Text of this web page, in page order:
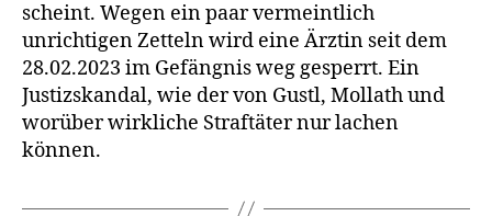
scheint. Wegen ein paar vermeintlich
unrichtigen Zetteln wird eine Ärztin seit dem
28.02.2023 im Gefängnis weg gesperrt. Ein
Justizskandal, wie der von Gustl, Mollath und
worüber wirkliche Straftäter nur lachen
können.